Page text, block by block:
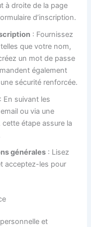
à droite de la page
d’inscription.
: Fournissez
que votre nom,
un mot de passe
également
sécurité renforcée.
: En suivant les
ou via une
étape assure la
générales : Lisez
acceptez-les pour
et